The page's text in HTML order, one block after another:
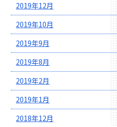
2019年12月
2019年10月
2019年9月
2019年8月
2019年2月
2019年1月
2018年12月